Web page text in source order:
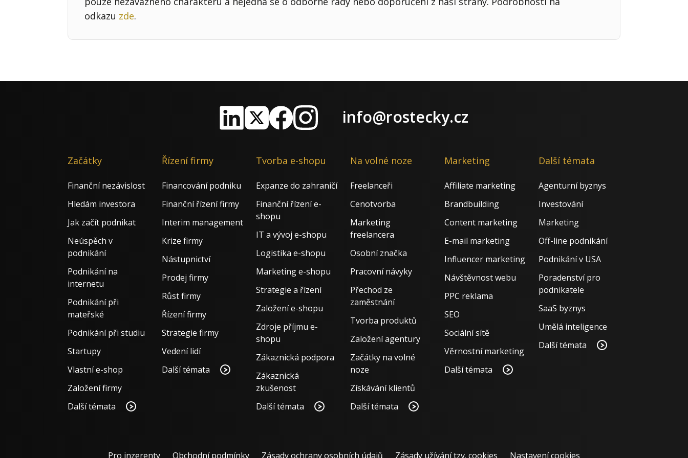
odkazu zde.
info@rostecky.cz
Začátky
Finanční nezávislost
Hledám investora
Jak začít podnikat
Neúspěch v
podnikání
Podnikání na
internetu
Podnikání při
mateřské
Podnikání při studiu
Startupy
Vlastní e-shop
Založení firmy
Další témata
Řízení firmy
Financování podniku
Finanční řízení firmy
Interim management
Krize firmy
Nástupnictví
Prodej firmy
Růst firmy
Řízení firmy
Strategie firmy
Vedení lidí
Další témata
Tvorba e-shopu
Expanze do zahraničí
Finanční řízení e-
shopu
IT a vývoj e-shopu
Logistika e-shopu
Marketing e-shopu
Strategie a řízení
Založení e-shopu
Zdroje příjmu e-
shopu
Zákaznická podpora
Zákaznická
zkušenost
Další témata
Na volné noze
Freelanceři
Cenotvorba
Marketing
freelancera
Osobní značka
Pracovní návyky
Přechod ze
zaměstnání
Tvorba produktů
Založení agentury
Začátky na volné
noze
Získávání klientů
Další témata
Marketing
Affiliate marketing
Brandbuilding
Content marketing
E-mail marketing
Influencer marketing
Návštěvnost webu
PPC reklama
SEO
Sociální sítě
Věrnostní marketing
Další témata
Další témata
Agenturní byznys
Investování
Marketing
Off-line podnikání
Podnikání v USA
Poradenství pro
podnikatele
SaaS byznys
Umělá inteligence
Další témata
Pro inzerenty Obchodní podmínky Zásady ochrany osobních údajů Zásady užívání tzv. cookies Nastavení cookies